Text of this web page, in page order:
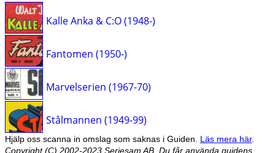
Kalle Anka & C:O (1948-)
Fantomen (1950-)
Marvelserien (1967-70)
Stålmannen (1949-99)
Hjälp oss scanna in omslag som saknas i Guiden. Läs mera här.
Copyright (C) 2002-2023 Seriesam AB. Du får använda guidens